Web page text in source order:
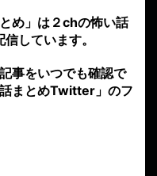
め」は２chの怖い話
しています。
事をいつでも確認で
まとめTwitter」のフ